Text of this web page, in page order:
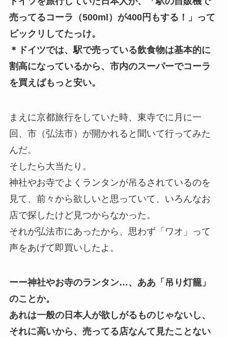
売ってるコーラ（500ml）が400円もする！」って
ビックリしてたっけ。
＊ドイツでは、駅で売っている飲食物は基本的に
割高になっているから、市内のスーパーでコーラ
を買えばもっと安い。
まえに京都旅行をしていた時、東寺でに月に一
回、市（弘法市）が開かれると聞いて行ってみた
んだ。
そしたら大当たり。
神社やお寺でよくランタンが吊るされているのを
見て、前々から欲しいと思っていて、いろんなお
店で探したけど見つからなかった。
それが弘法市にあったから、思わず「ワオ」って
声をあげて即買いしたよ。
ーー神社やお寺のランタン…、ああ「吊り灯籠」
のことか。
あれは一般の日本人が欲しがるものじゃないし、
それに高いから、売ってる店なんて見たことない